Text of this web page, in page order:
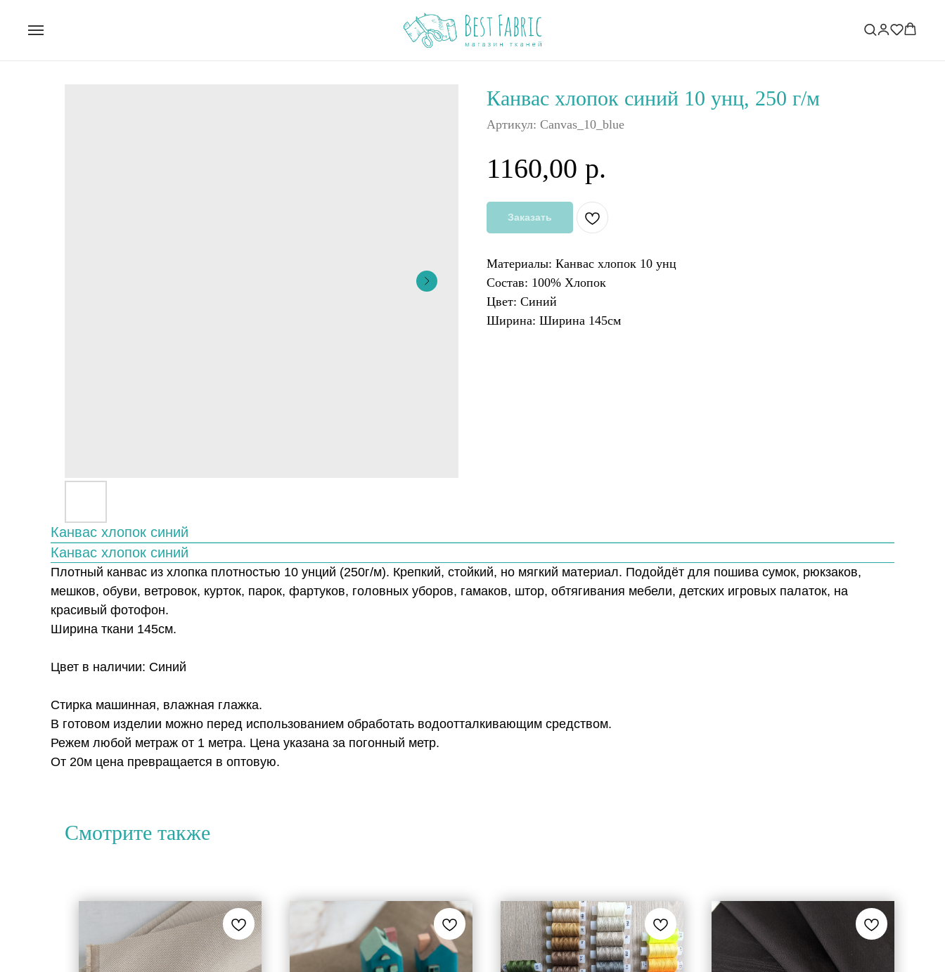
Канвас хлопок синий 10 унц, 250 г/м
Артикул: Canvas_10_blue
1160,00 р.
Заказать
Материалы: Канвас хлопок 10 унц
Состав: 100% Хлопок
Цвет: Синий
Ширина: Ширина 145см
Канвас хлопок синий
Канвас хлопок синий
Плотный канвас из хлопка плотностью 10 унций (250г/м). Крепкий, стойкий, но мягкий материал. Подойдёт для пошива сумок, рюкзаков,
мешков, обуви, ветровок, курток, парок, фартуков, головных уборов, гамаков, штор, обтягивания мебели, детских игровых палаток, на
красивый фотофон.
Ширина ткани 145см.
Цвет в наличии: Синий
Стирка машинная, влажная глажка.
В готовом изделии можно перед использованием обработать водоотталкивающим средством.
Режем любой метраж от 1 метра. Цена указана за погонный метр.
От 20м цена превращается в оптовую.
Смотрите также